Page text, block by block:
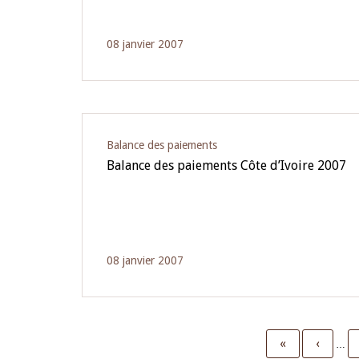
08 janvier 2007
Balance des paiements
Balance des paiements Côte d’Ivoire 2007
08 janvier 2007
First
« ‹ …